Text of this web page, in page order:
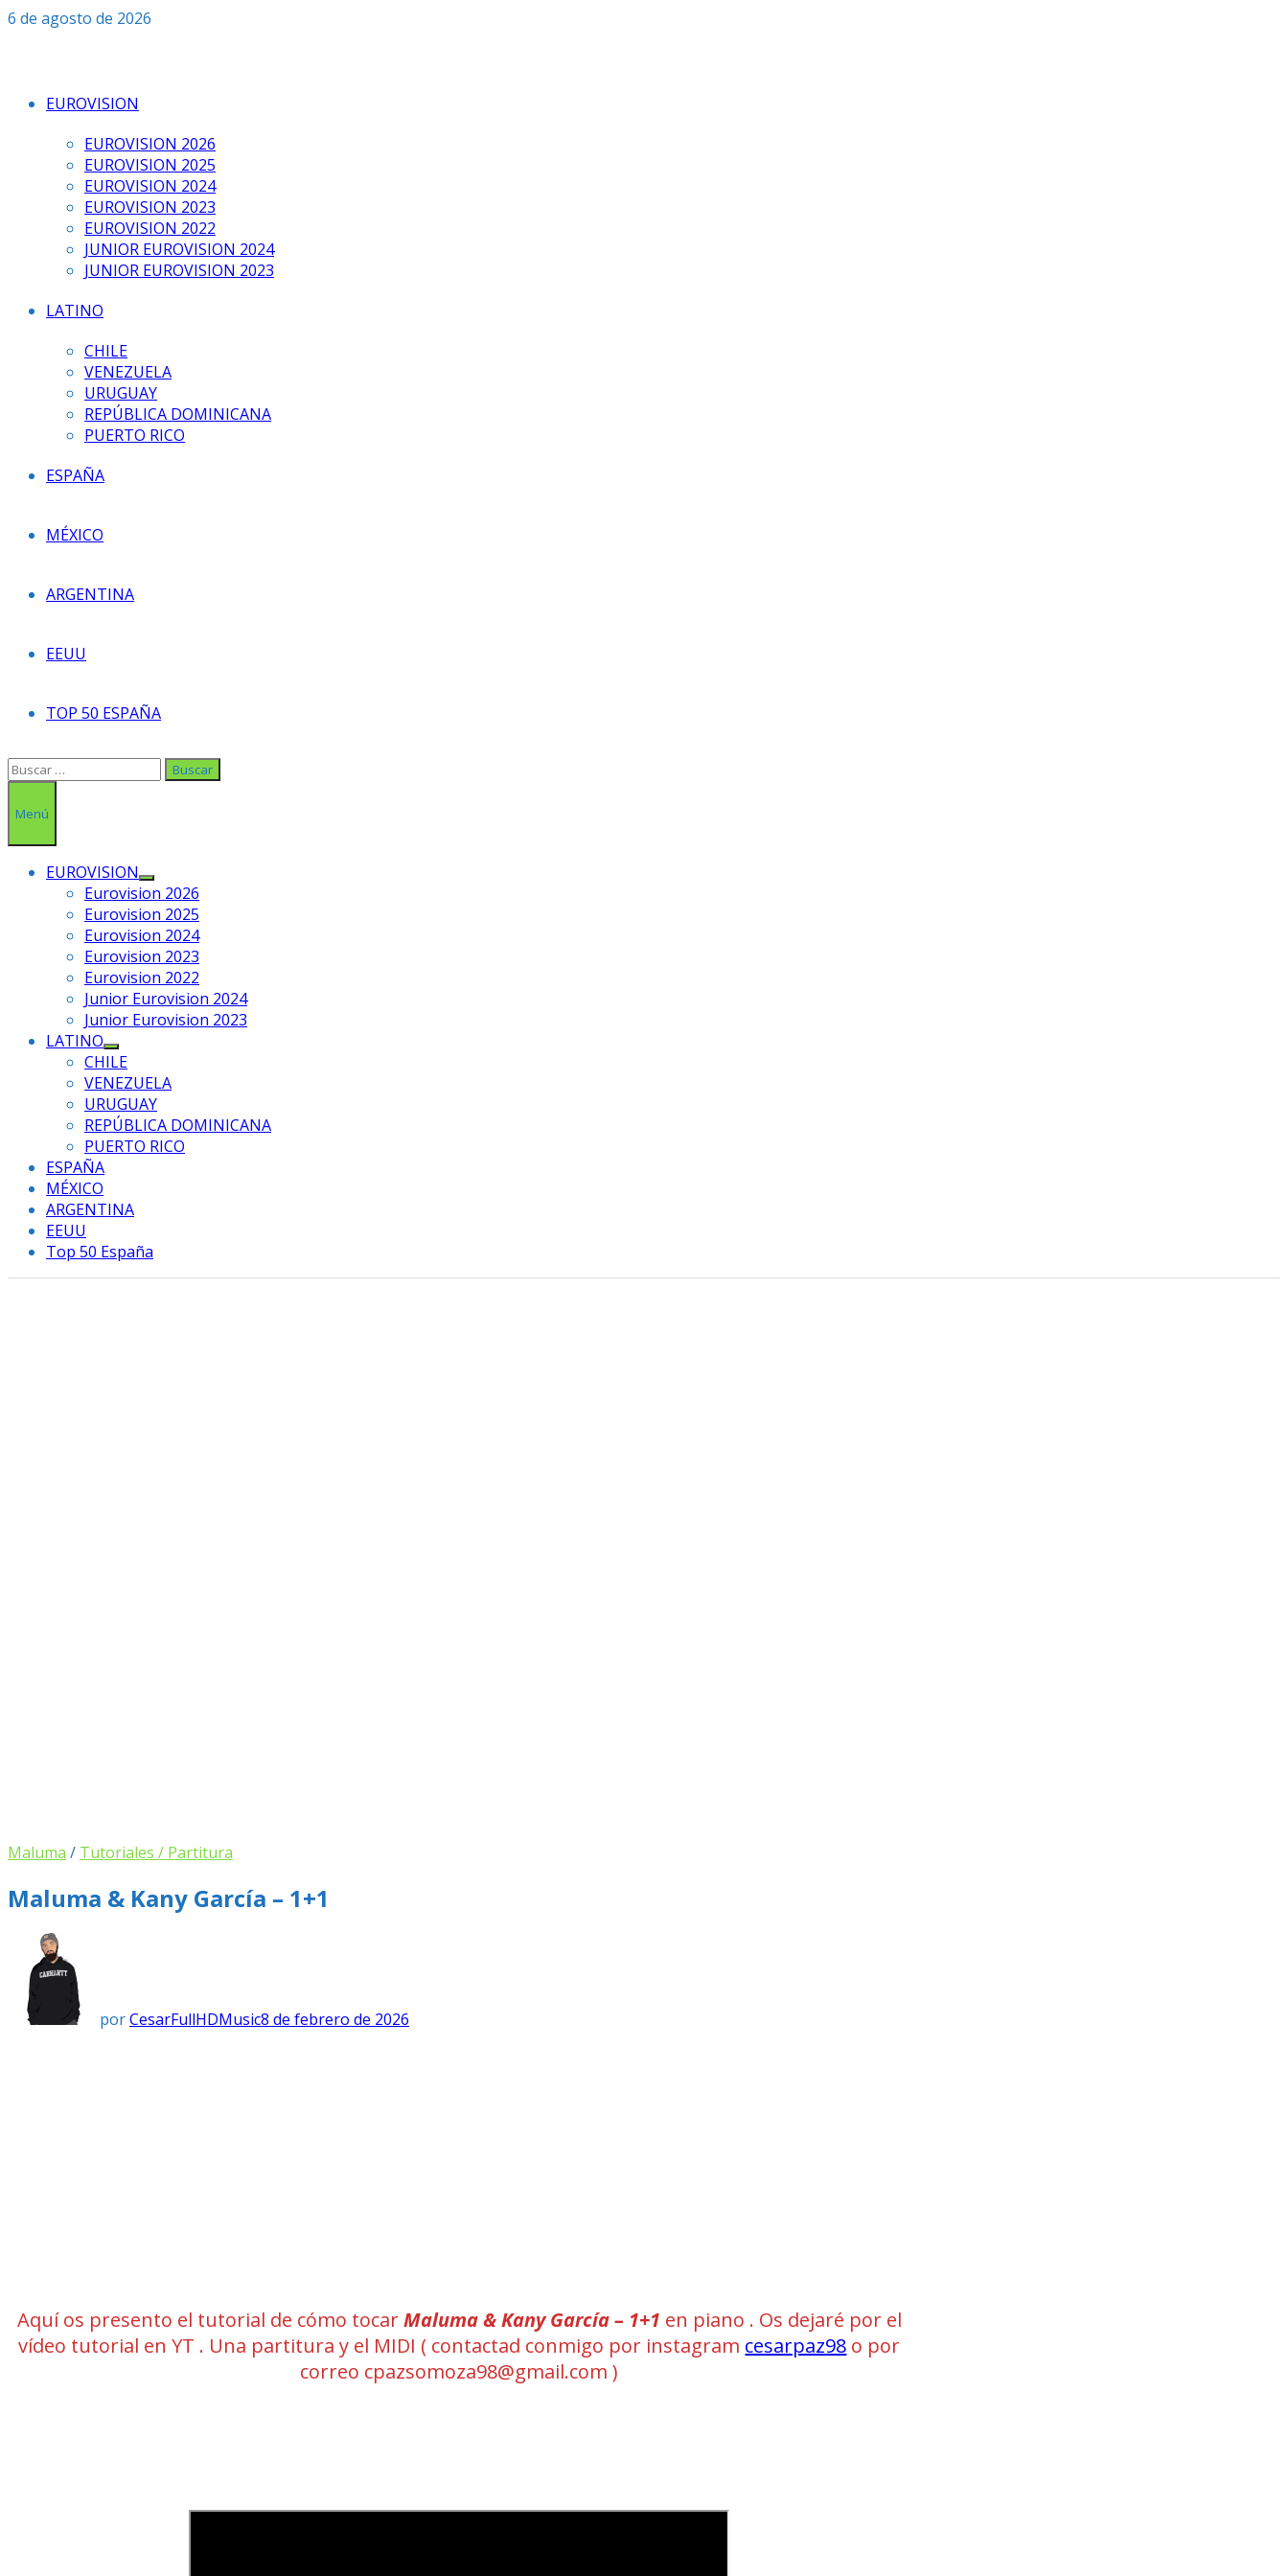
Saltar
6 de agosto de 2026
EUROVISION
EUROVISION 2026
EUROVISION 2025
EUROVISION 2024
EUROVISION 2023
EUROVISION 2022
JUNIOR EUROVISION 2024
JUNIOR EUROVISION 2023
LATINO
CHILE
VENEZUELA
URUGUAY
REPÚBLICA DOMINICANA
PUERTO RICO
ESPAÑA
MÉXICO
ARGENTINA
EEUU
TOP 50 ESPAÑA
Buscar:
Menú
EUROVISION
Mostrar
el
submenú
Eurovision 2026
Eurovision 2025
Eurovision 2024
Eurovision 2023
Eurovision 2022
Junior Eurovision 2024
Junior Eurovision 2023
LATINO
Mostrar
el
submenú
CHILE
VENEZUELA
URUGUAY
REPÚBLICA DOMINICANA
PUERTO RICO
ESPAÑA
MÉXICO
ARGENTINA
EEUU
Top 50 España
Maluma / Tutoriales / Partitura
Maluma & Kany García – 1+1
porCesarFullHDMusic8 de febrero de 2026
Aquí os presento el tutorial de cómo tocarMaluma & Kany García – 1+1 en piano . Os dejaré por el
vídeo tutorial en YT . Una partitura y el MIDI ( contactad conmigo por instagram cesarpaz98 o por
correo cpazsomoza98@gmail.com )